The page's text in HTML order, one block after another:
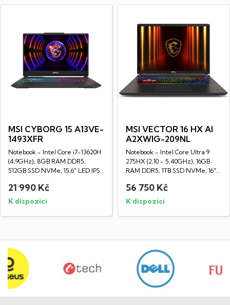
MSI CYBORG 15 A13VE-
1493XFR
Notebook - Intel Core i7-13620H
(4,9GHz), 8GB RAM DDR5,
512GB SSD NVMe, 15,6" LED IPS
21 990 Kč
K dispozici
MSI VECTOR 16 HX AI
A2XWIG-209NL
Notebook - Intel Core Ultra 9
275HX (2,10 - 5,40GHz), 16GB
RAM DDR5, 1TB SSD NVMe, 16"
56 750 Kč
K dispozici